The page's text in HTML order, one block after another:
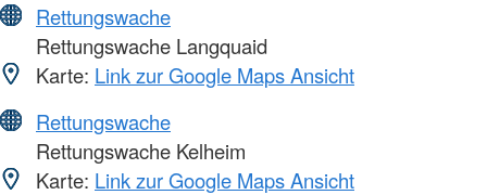
Rettungswache
Rettungswache Langquaid
Karte: Link zur Google Maps Ansicht
Rettungswache
Rettungswache Kelheim
Karte: Link zur Google Maps Ansicht